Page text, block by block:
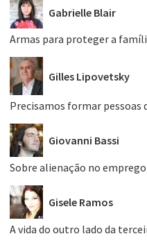
Gabrielle Blair
Armas para proteger a
Gilles Lipovetsky
Precisamos formar pessoas
Giovanni Bassi
Sobre alienação no emprego
Gisele Ramos
A vida do outro lado da